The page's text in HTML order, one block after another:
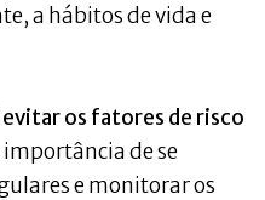
a hábitos de vida ​​e
evitar os fatores de risco
importância de se
e monitorar os